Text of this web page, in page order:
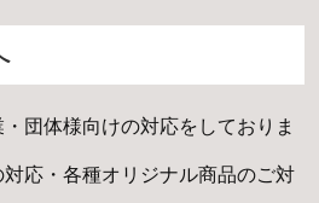
団体様向けの対応をしておりま
応・各種オリジナル商品のご対